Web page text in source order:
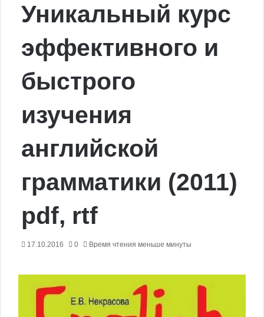
Уникальный курс
эффективного и
быстрого
изучения
английской
грамматики (2011)
pdf, rtf
17.10.2016 0 Время чтения меньше минуты